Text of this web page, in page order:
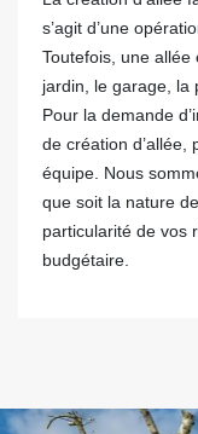
s’agit d’une
Toutefois, une
jardin, le garage, la
Pour la demande
de création d’allée,
équipe. Nous
que soit la nature
particularité de vos
budgétaire.